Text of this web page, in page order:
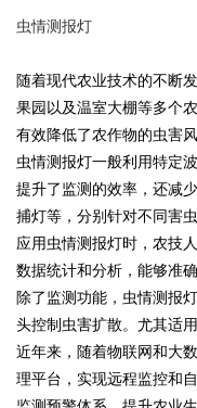
uz
虫情测报灯
随着现代农业技术的不断
果园以及温室大棚等多个
有效降低了农作物的虫害
虫情测报灯一般利用特定
提升了监测的效率，还减
捕灯等，分别针对不同害
应用虫情测报灯时，农技
数据统计和分析，能够准
除了监测功能，虫情测报
头控制虫害扩散。尤其适
近年来，随着物联网和大
理平台，实现远程监控和
合规密钥”：北京专
据知识产权登记扫清